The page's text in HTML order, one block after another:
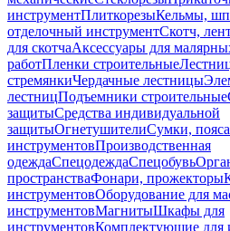
инструментПлиткорезыКельмы,
отделочный инструментСкотч,
для скотчаАксессуары для
работПленки строительные
стремянкиЧердачные лестницы
лестницПодъемники строительные
защитыСредства индивидуальной
защитыОгнетушителиСумки,
инструментовПроизводственная
одеждаСпецодеждаСпецобувь
пространстваФонари, прожекторы
инструментовОборудование для
инструментовМагнитыШкафы для
инструментовКомплектующие для